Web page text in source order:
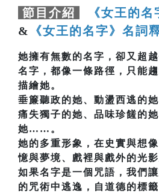
節目介紹
《女王的
&
《女王的名字》名詞
她擁有無數的名字，卻又超
名字，都像一條路徑，只能
描繪她。
垂簾聽政的她、動盪西逃的
痛失獨子的她、品味珍饈的
她……。
她的多重形象，在史實與想
憶與夢境、戲裡與戲外的光影
如果名字是一個咒語，我們
的咒術中逃逸，自道德的標